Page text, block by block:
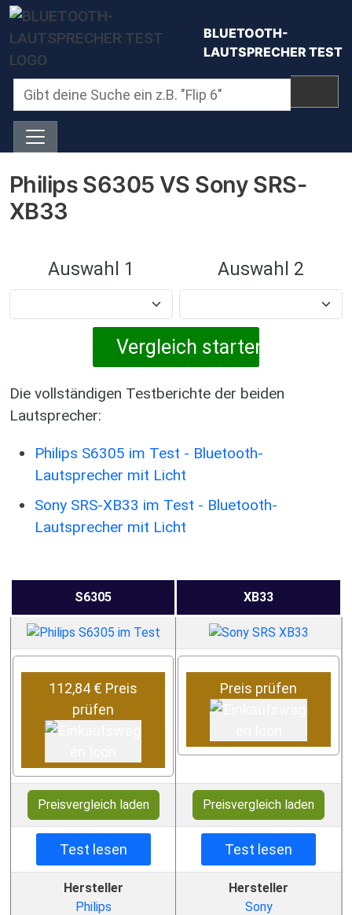
Direkt zum Inhalt
BLUETOOTH-
LAUTSPRECHER TEST
Philips S6305 VS Sony SRS-
XB33
Auswahl 1 Auswahl 2
Die vollständigen Testberichte der beiden
Lautsprecher:
Philips S6305 im Test - Bluetooth-
Lautsprecher mit Licht
Sony SRS-XB33 im Test - Bluetooth-
Lautsprecher mit Licht
S6305 XB33
112,84 € Preis
prüfen
Preis prüfen
Preisvergleich laden Preisvergleich laden
Test lesen Test lesen
Hersteller
Philips
Hersteller
Sony